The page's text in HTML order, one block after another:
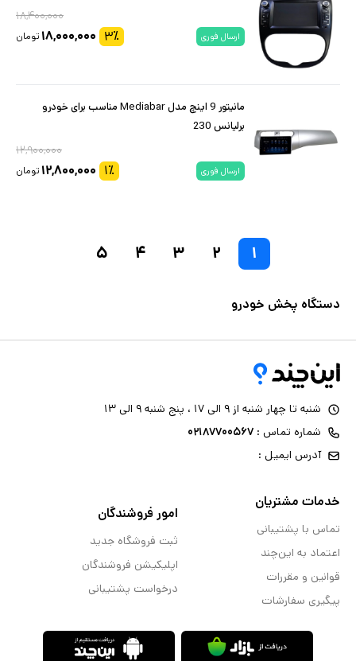
۱۸,۴۰۰,۰۰۰
ارسال فوری ۳٪ ۱۸,۰۰۰,۰۰۰ تومان
مانیتور 9 اینچ مدل Mediabar مناسب برای خودرو
برلیانس 230
۱۲,۹۰۰,۰۰۰
ارسال فوری ۱٪ ۱۲,۸۰۰,۰۰۰ تومان
۱ ۲ ۳ ۴ ۵
دستگاه پخش خودرو
شنبه تا چهار شنبه از ۹ الی ۱۷ ، پنج شنبه ۹ الی ۱۳
شماره تماس : ۰۲۱۸۷۷۰۰۵۶۷
آدرس ایمیل :
خدمات مشتریان
تماس با پشتیبانی
اعتماد به این‌چند
قوانین و مقررات
پیگیری سفارشات
امور فروشندگان
ثبت فروشگاه جدید
اپلیکیشن فروشندگان
درخواست پشتیبانی